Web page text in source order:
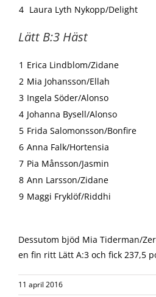
4 Laura Lyth Nykopp/Delight
Lätt B:3 Häst
1 Erica Lindblom/Zidane
2 Mia Johansson/Ellah
3 Ingela Söder/Alonso
4 Johanna Bysell/Alonso
5 Frida Salomonsson/Bonfire
6 Anna Falk/Hortensia
7 Pia Månsson/Jasmin
8 Ann Larsson/Zidane
9 Maggi Fryklöf/Riddhi
Dessutom bjöd Mia Tiderman/
en fin ritt Lätt A:3 och fick 237,5
11 april 2016